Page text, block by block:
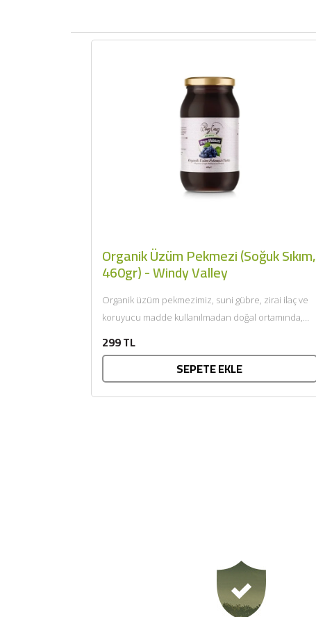
Organik Üzüm Pekmezi (Soğuk Sıkım,
460gr) - Windy Valley
Organik üzüm pekmezimiz, suni gübre, zirai ilaç ve
koruyucu madde kullanılmadan doğal ortamında,
299 TL
SEPETE EKLE